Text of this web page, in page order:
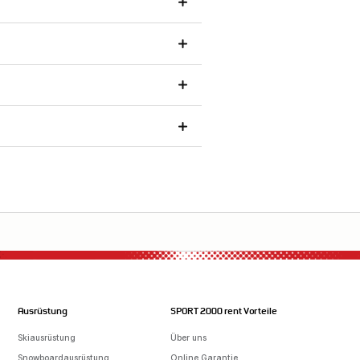
Ausrüstung
Skiausrüstung
Snowboardausrüstung
SPORT 2000 rent Vorteile
Über uns
Online Garantie